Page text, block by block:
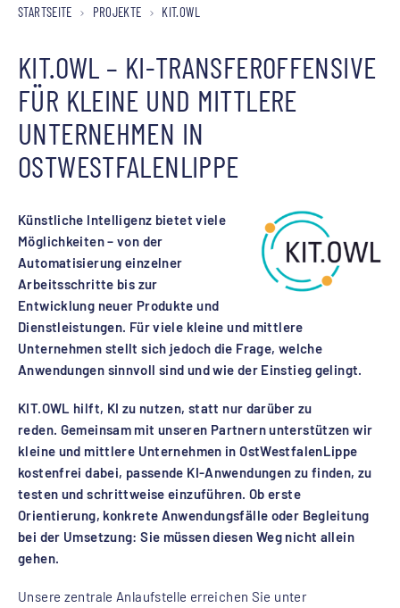
STARTSEITE PROJEKTE KIT.OWL
KIT.OWL – KI-TRANSFEROFFENSIVE
FÜR KLEINE UND MITTLERE
UNTERNEHMEN IN
OSTWESTFALENLIPPE
Künstliche Intelligenz bietet viele
Möglichkeiten – von der
Automatisierung einzelner
Arbeitsschritte bis zur
Entwicklung neuer Produkte und
Dienstleistungen. Für viele kleine und mittlere
Unternehmen stellt sich jedoch die Frage, welche
Anwendungen sinnvoll sind und wie der Einstieg gelingt.
KIT.OWL hilft, KI zu nutzen, statt nur darüber zu
reden. Gemeinsam mit unseren Partnern unterstützen wir
kleine und mittlere Unternehmen in OstWestfalenLippe
kostenfrei dabei, passende KI-Anwendungen zu finden, zu
testen und schrittweise einzuführen. Ob erste
Orientierung, konkrete Anwendungsfälle oder Begleitung
bei der Umsetzung: Sie müssen diesen Weg nicht allein
gehen.
Unsere zentrale Anlaufstelle erreichen Sie unter